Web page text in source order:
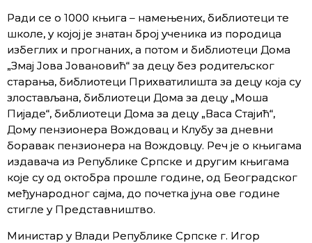
Ради се о 1000 књига – намењених, библиотеци те
школе, у којој је знатан број ученика из породица
избеглих и прогнаних, а потом и библиотеци Дома
„Змај Јова Јовановић“ за децу без родитељског
старања, библиотеци Прихватилишта за децу која су
злостављана, библиотеци Дома за децу „Моша
Пијаде“, библиотеци Дома за децу „Васа Стајић“,
Дому пензионера Вождовац и Клубу за дневни
боравак пензионера на Вождовцу. Реч је о књигама
издавача из Републике Српске и другим књигама
које су од октобра прошле године, од Београдског
међународног сајма, до почетка јуна ове године
стигле у Представништво.
Министар у Влади Републике Српске г. Игор